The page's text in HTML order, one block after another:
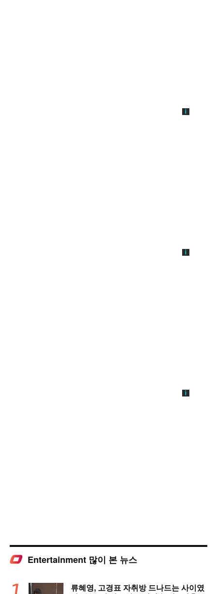
Entertainment 많이 본 뉴스
류혜영, 고경표 자취방 드나드는 사이였